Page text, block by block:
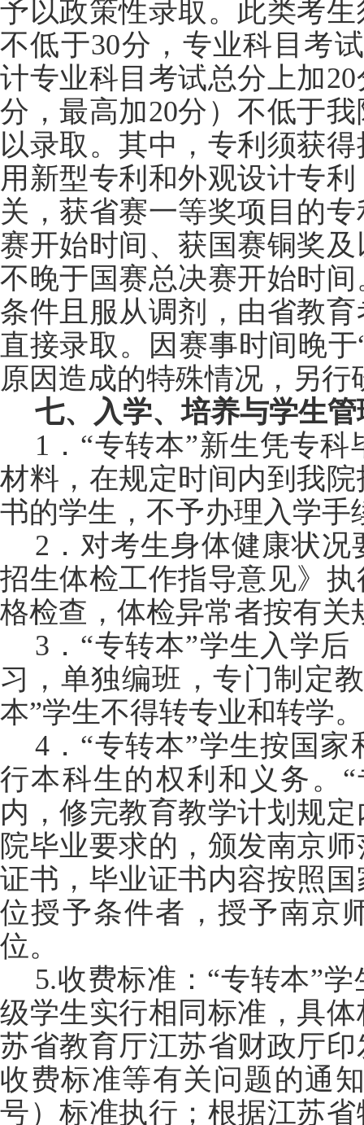
予以政策性录取。此类考
不低于30分，专业科目考
计专业科目考试总分上加
分，最高加20分）不低于
以录取。其中，专利须获
用新型专利和外观设计专
关，获省赛一等奖项目的
赛开始时间、获国赛铜奖
不晚于国赛总决赛开始时
条件且服从调剂，由省教
直接录取。因赛事时间晚
原因造成的特殊情况，另行
七、入学、培养与学生管
1．“专转本”新生凭专
材料，在规定时间内到我
书的学生，不予办理入学手
2．对考生身体健康状
招生体检工作指导意见》
格检查，体检异常者按有关
3．“专转本”学生入学
习，单独编班，专门制定
本”学生不得转专业和转学。
4．“专转本”学生按国
行本科生的权利和义务。
内，修完教育教学计划规
院毕业要求的，颁发南京
证书，毕业证书内容按照
位授予条件者，授予南京
位。
5.收费标准：“专转本”
级学生实行相同标准，具
苏省教育厅江苏省财政厅
收费标准等有关问题的通
号）标准执行；根据江苏